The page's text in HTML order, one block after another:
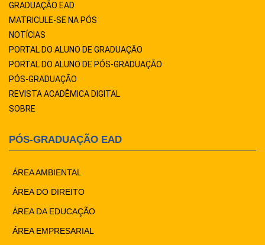
GRADUAÇÃO EAD
MATRICULE-SE NA PÓS
NOTÍCIAS
PORTAL DO ALUNO DE GRADUAÇÃO
PORTAL DO ALUNO DE PÓS-GRADUAÇÃO
PÓS-GRADUAÇÃO
REVISTA ACADÊMICA DIGITAL
SOBRE
PÓS-GRADUAÇÃO EAD
ÁREA AMBIENTAL
ÁREA DO DIREITO
ÁREA DA EDUCAÇÃO
ÁREA EMPRESARIAL